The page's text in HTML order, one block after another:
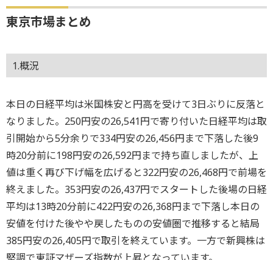
東京市場まとめ
1.概況
本日の日経平均は米国株安と円高を受けて3日ぶりに反落と
なりました。250円安の26,541円で寄り付いた日経平均は取
引開始から5分余りで334円安の26,456円まで下落した後9
時20分前に198円安の26,592円まで持ち直しましたが、上
値は重く再び下げ幅を広げると322円安の26,468円で前場を
終えました。353円安の26,437円でスタートした後場の日経
平均は13時20分前に422円安の26,368円まで下落し本日の
安値を付けた後やや戻したものの安値圏で推移すると結局
385円安の26,405円で取引を終えています。一方で新興株は